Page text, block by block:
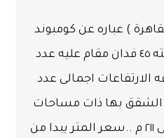
) عباره عن كومبوند
باسوار و بوابات مساحته ٤٥ فدان مقام عليه عدد
الارتفاعات اجمالى عدد
الشقق بها ذات مساحات
مختلفة تتدرج من ١٠٢ م الى ٢١١ م ..سعر المتر يبدا من